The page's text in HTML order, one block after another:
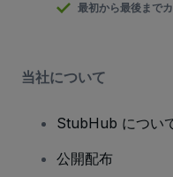
最初から最後まで
当社について
StubHub につい
公開配布